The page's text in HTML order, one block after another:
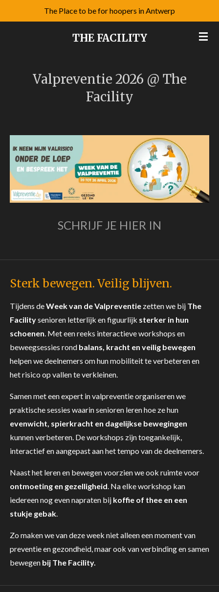
THE FACILITY
The Place to be for hoopers in Antwerp
Valpreventie 2026 @ The
Facility
SCHRIJF JE HIER IN
Sterk bewegen. Veilig blijven.
Tijdens deWeek van de Valpreventie zetten we bij The
Facilitysenioren letterlijk en figuurlijk sterker in hun
schoenen . Met een reeks interactieve workshops en
beweegsessies rond balans, kracht en veilig bewegen
helpen we deelnemers om hun mobiliteit te verbeteren en
het risico op vallen te verkleinen.
Samen met een expert in valpreventie organiseren we
praktische sessies waarin senioren leren hoe ze hun
evenwicht, spierkracht en dagelijkse bewegingen
kunnen verbeteren. De workshops zijn toegankelijk,
interactief en aangepast aan het tempo van de deelnemers.
Naast het leren en bewegen voorzien we ook ruimte voor
ontmoeting en gezelligheid . Na elke workshop kan
iedereen nog even napraten bij koffie of thee en een
stukje gebak
Zo maken we van deze week niet alleen een moment van
preventie en gezondheid, maar ook van verbinding en samen
bewegen bij The Facility.